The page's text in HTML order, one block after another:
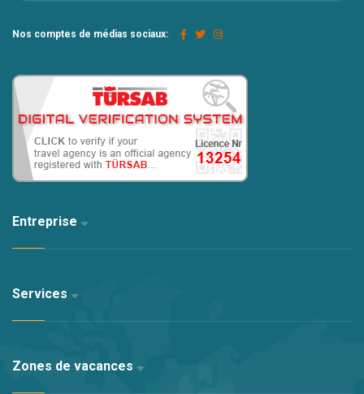
Nos comptes de médias sociaux:
Entreprise
Services
Zones de vacances